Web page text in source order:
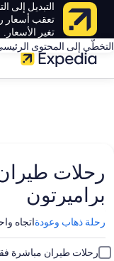
التبديل إلى
تعقب أسعار
تغير الأسعار.
التخطّي إلى المحتوى
رحلات
براميرتون
رحلة ذهاب وعودةاتجاه
رحلات طيران مباشرة